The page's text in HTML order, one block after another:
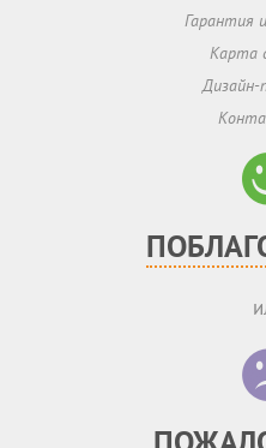
Гарантия
Карта
Дизайн-